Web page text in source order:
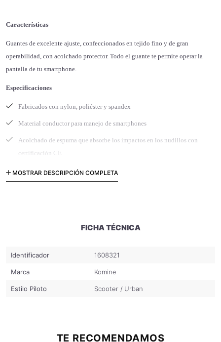
Características
Guantes de excelente ajuste, confeccionados en tejido fino y de gran
operabilidad, con acolchado protector. Todo el guante te permite operar la
pantalla de tu smartphone.
Especificaciones
Fabricados con nylon, poliéster y spandex
Material conductor para manejo de smartphones
Acolchado de espuma que absorbe los impactos en los nudillos con
certificación CE
Ajuste ergonómico 3D para una conducción cómoda
MOSTRAR DESCRIPCIÓN COMPLETA
FICHA TÉCNICA
Identificador 1608321
Marca Komine
Estilo Piloto Scooter / Urban
TE RECOMENDAMOS